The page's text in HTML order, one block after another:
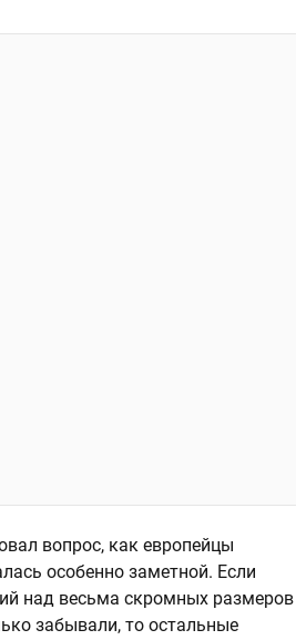
вопрос, как европейцы
особенно заметной. Если
над весьма скромных размеров
забывали, то остальные